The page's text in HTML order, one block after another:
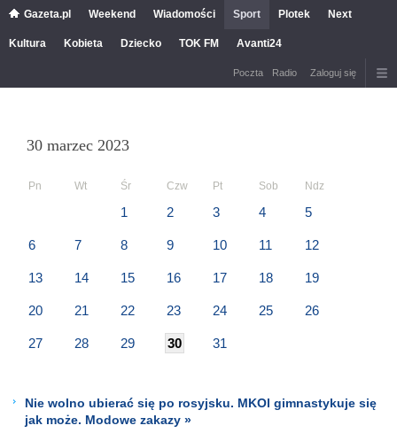
Gazeta.pl Weekend Wiadomości Sport Plotek Next
Kultura Kobieta Dziecko TOK FM Avanti24
Poczta Radio Zaloguj się
30 marzec 2023
Pn Wt Śr Czw Pt Sob Ndz
1 2 3 4 5
6 7 8 9 10 11 12
13 14 15 16 17 18 19
20 21 22 23 24 25 26
27 28 29 30 31
Nie wolno ubierać się po rosyjsku. MKOl gimnastykuje się
jak może. Modowe zakazy »